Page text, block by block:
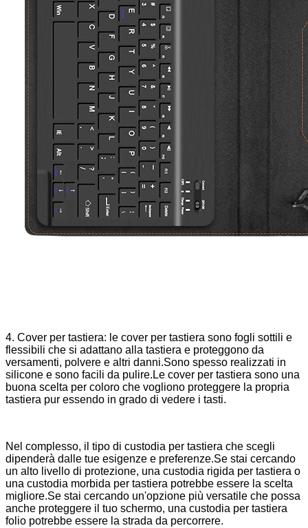
4. Cover per tastiera: le cover per tastiera sono fogli sottili e
flessibili che si adattano alla tastiera e proteggono da
versamenti, polvere e altri danni.Sono spesso realizzati in
silicone e sono facili da pulire.Le cover per tastiera sono una
buona scelta per coloro che vogliono proteggere la propria
tastiera pur essendo in grado di vedere i tasti.
Nel complesso, il tipo di custodia per tastiera che scegli
dipenderà dalle tue esigenze e preferenze.Se stai cercando
un alto livello di protezione, una custodia rigida per tastiera o
una custodia morbida per tastiera potrebbe essere la scelta
migliore.Se stai cercando un'opzione più versatile che possa
anche proteggere il tuo schermo, una custodia per tastiera
folio potrebbe essere la strada da percorrere.